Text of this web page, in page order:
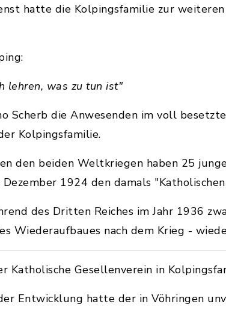
hatte die Kolpingsfamilie zur
lehren, was zu tun ist"
Scherb die Anwesenden im voll
Kolpingsfamilie.
den beiden Weltkriegen haben 25
1924 den damals
des Dritten Reiches im Jahr 1936
Wiederaufbaues nach dem Krieg -
Katholische Gesellenverein in
Entwicklung hatte der in Vöhringen